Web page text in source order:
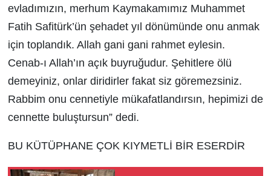
evladımızın, merhum Kaymakamımız Muhammet
Fatih Safitürk’ün şehadet yıl dönümünde onu anmak
için toplandık. Allah gani gani rahmet eylesin.
Cenab-ı Allah’ın açık buyruğudur. Şehitlere ölü
demeyiniz, onlar diridirler fakat siz göremezsiniz.
Rabbim onu cennetiyle mükafatlandırsın, hepimizi de
cennette buluştursun” dedi.
BU KÜTÜPHANE ÇOK KIYMETLİ BİR ESERDİR